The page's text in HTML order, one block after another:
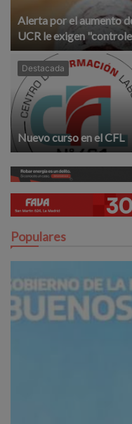
Alerta por el aumento
UCR le exigen
Destacada
Nuevo curso en el CFL
Populares